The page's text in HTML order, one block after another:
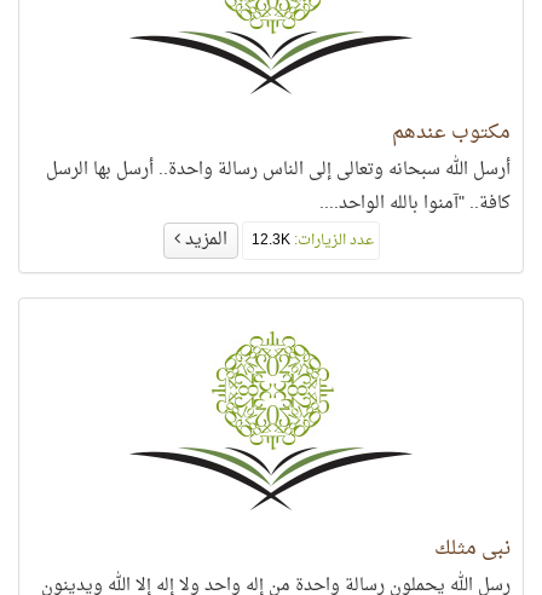
مكتوب عندهم
أرسل الله سبحانه وتعالى إلى الناس رسالة واحدة.. أرسل بها الرسل
كافة.. "آمنوا بالله الواحد....
عدد الزيارات:12.3K المزيد
نبي مثلك
رسل الله يحملون رسالة واحدة من إله واحد ولا إله إلا الله ويدينون